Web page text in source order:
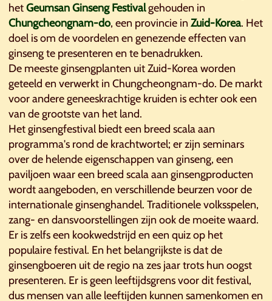
hetGeumsan Ginseng Festivalgehouden in
Chungcheongnam-do, een provincie in Zuid-Korea. Het
doel is om de voordelen en genezende effecten van
ginseng te presenteren en te benadrukken.
De meeste ginsengplanten uit Zuid-Korea worden
geteeld en verwerkt in Chungcheongnam-do. De markt
voor andere geneeskrachtige kruiden is echter ook een
van de grootste van het land.
Het ginsengfestival biedt een breed scala aan
programma's rond de krachtwortel; er zijn seminars
over de helende eigenschappen van ginseng, een
paviljoen waar een breed scala aan ginsengproducten
wordt aangeboden, en verschillende beurzen voor de
internationale ginsenghandel. Traditionele volksspelen,
zang- en dansvoorstellingen zijn ook de moeite waard.
Er is zelfs een kookwedstrijd en een quiz op het
populaire festival. En het belangrijkste is dat de
ginsengboeren uit de regio na zes jaar trots hun oogst
presenteren. Er is geen leeftijdsgrens voor dit festival,
dus mensen van alle leeftijden kunnen samenkomen en